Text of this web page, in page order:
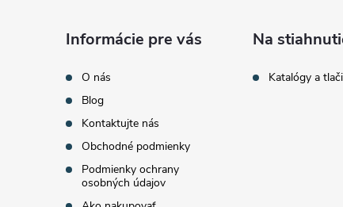
v
p
i
s
Informácie pre vás
O nás
Blog
Kontaktujte nás
Obchodné podmienky
Podmienky ochrany
osobných údajov
Na
Katalógy a